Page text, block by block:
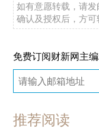
如有意愿转载，请发
确认及授权后，方可
免费订阅财新网主
推荐阅读